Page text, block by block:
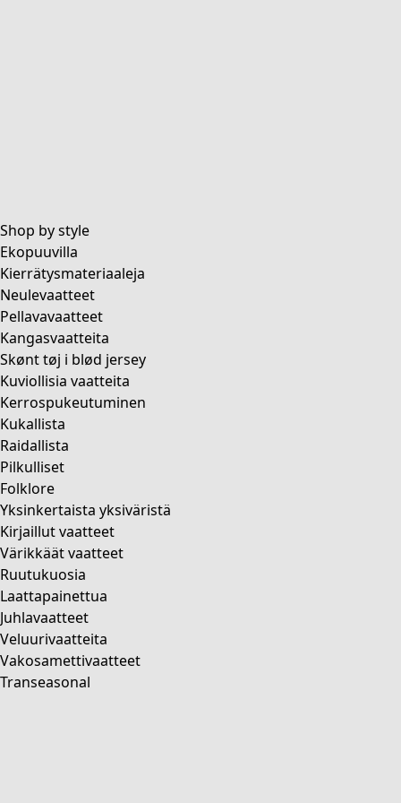
Shop by style
Ekopuuvilla
Kierrätysmateriaaleja
Neulevaatteet
Pellavavaatteet
Kangasvaatteita
Skønt tøj i blød jersey
Kuviollisia vaatteita
Kerrospukeutuminen
Kukallista
Raidallista
Pilkulliset
Folklore
Yksinkertaista yksiväristä
Kirjaillut vaatteet
Värikkäät vaatteet
Ruutukuosia
Laattapainettua
Juhlavaatteet
Veluurivaatteita
Vakosamettivaatteet
Transeasonal
Collections
Coimbatore
Kimonojen maailmassa
Monsoon
Avarat pellot
Natural dyes
Gudruns klassiko
Auringonkukkia UNHCR:n hyväksi
Koti
Uutuus
Kaikki sisustustuotteet
Verhot
Tyynyt & Tyynynpäälliset
Matot
Frotté
Kirjat
Aiempia suosikkeja
Huone